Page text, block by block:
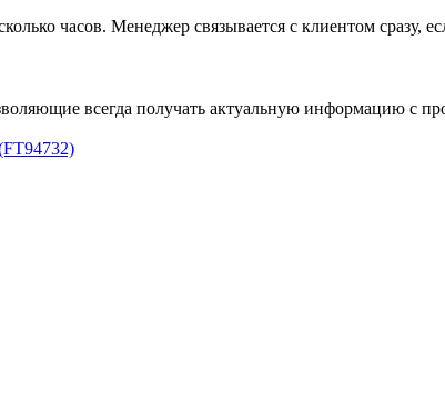
часов. Менеджер связывается с клиентом сразу,
всегда получать актуальную информацию с